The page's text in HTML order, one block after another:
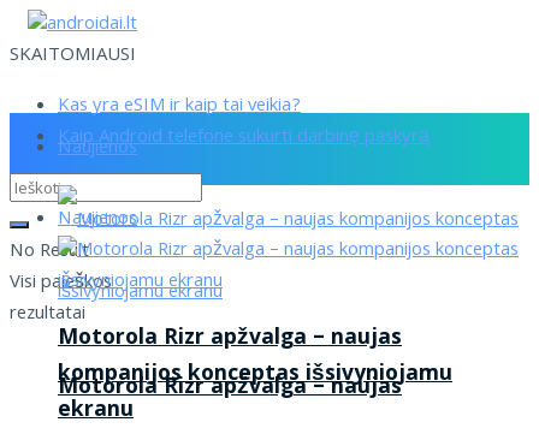
SKAITOMIAUSI
Kas yra eSIM ir kaip tai veikia?
Kaip Android telefone sukurti darbinę paskyrą
No Result
Visi paieškos
rezultatai
Naujienos
Motorola Rizr apžvalga – naujas
Naujienos
Motorola Rizr apžvalga – naujas
kompanijos konceptas išsivyniojamu
ekranu